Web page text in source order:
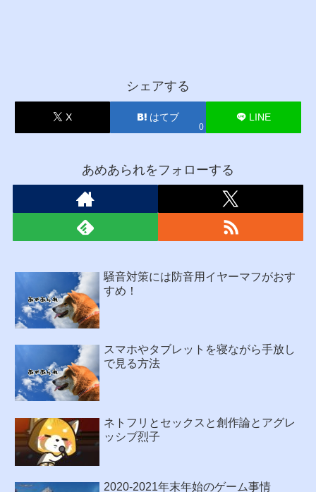
シェアする
X はてブ
0
LINE
あめあられをフォローする
騒音対策には防音用イヤーマフがおす
すめ！
スマホやタブレットを寝ながら手放し
で見る方法
ネトフリとセックスと創作論とアグレ
ッシブ烈子
2020-2021年末年始のゲーム事情